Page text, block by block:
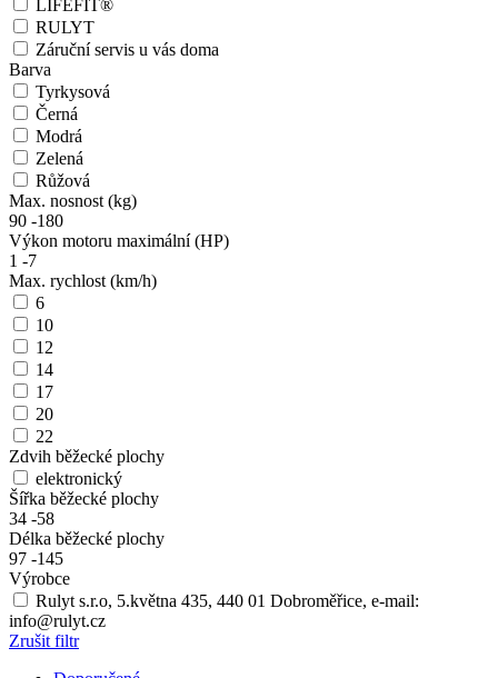
LIFEFIT®
RULYT
Záruční servis u vás doma
Barva
Tyrkysová
Černá
Modrá
Zelená
Růžová
Max. nosnost (kg)
90 -180
Výkon motoru maximální (HP)
1 -7
Max. rychlost (km/h)
6
10
12
14
17
20
22
Zdvih běžecké plochy
elektronický
Šířka běžecké plochy
34 -58
Délka běžecké plochy
97 -145
Výrobce
Rulyt s.r.o, 5.května 435, 440 01 Dobroměřice, e-mail:
info@rulyt.cz
Zrušit filtr